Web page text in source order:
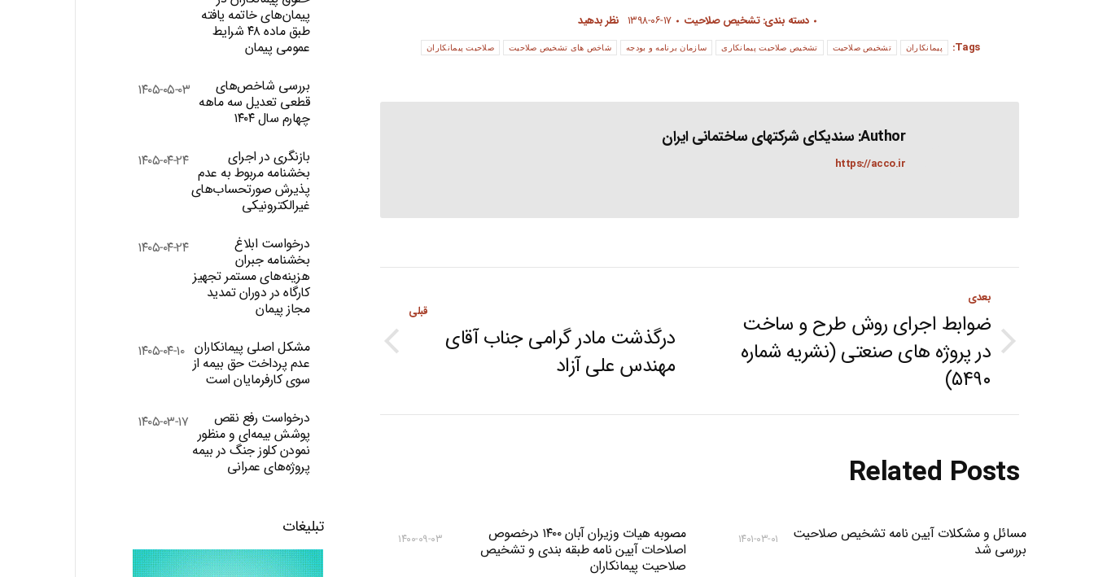
دسته بندی:تشخیص صلاحیت ۱۳۹۸-۰۶-۱۷ نظر بدهید
Tags:
پیمانکاران تشخیص صلاحیت تشخیص صلاحیت پیمانکاری سازمان برنامه و بودجه شاخص های تشخیص صلاحیت صلاحیت پیمانکاران
Author: سندیکای شرکتهای ساختمانی ایران
https://acco.ir
Post
navigation قبلی
Previous
درگذشت مادر گرامی جناب آقای
مهندس علی آزاد
بعدی
Next
post:
ضوابط اجرای روش طرح و ساخت
در پروژه های صنعتی (نشریه شماره
۵۴۹۰)
Related Posts
مسائل و مشکلات آیین نامه تشخیص صلاحیت
بررسی شد
۱۴۰۱-۰۳-۰۱
مصوبه هیات وزیران آبان ۱۴۰۰ درخصوص
اصلاحات آیین نامه طبقه بندی و تشخیص
صلاحیت پیمانکاران
۱۴۰۰-۰۹-۰۳
پیمان‌های خاتمه یافته
طبق ماده ۴۸ شرایط
عمومی پیمان
بررسی شاخص‌های
قطعی تعدیل سه ماهه
چهارم سال ۱۴۰۴
۱۴۰۵-۰۵-۰۳
بازنگری در اجرای
بخشنامه مربوط به عدم
پذیرش صورتحساب‌های
غیرالکترونیکی
۱۴۰۵-۰۴-۲۴
درخواست ابلاغ
بخشنامه جبران
هزینه‌های مستمر تجهیز
کارگاه در دوران تمدید
مجاز پیمان
۱۴۰۵-۰۴-۲۴
مشکل اصلی پیمانکاران
عدم پرداخت حق بیمه از
سوی کارفرمایان است
۱۴۰۵-۰۴-۱۰
درخواست رفع نقص
پوشش بیمه‌ای و منظور
نمودن کلوز جنگ در بیمه
پروژه‌های عمرانی
۱۴۰۵-۰۳-۱۷
تبلیغات